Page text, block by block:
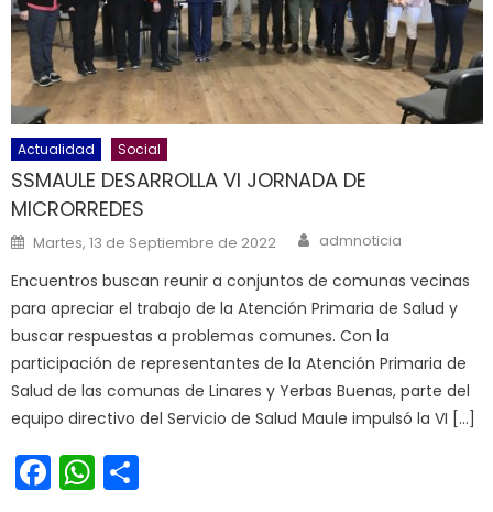
Actualidad Social
SSMAULE DESARROLLA VI JORNADA DE
MICRORREDES
Posted on
Martes, 13 de Septiembre de 2022 Author
admnoticia
Encuentros buscan reunir a conjuntos de comunas vecinas
para apreciar el trabajo de la Atención Primaria de Salud y
buscar respuestas a problemas comunes. Con la
participación de representantes de la Atención Primaria de
Salud de las comunas de Linares y Yerbas Buenas, parte del
equipo directivo del Servicio de Salud Maule impulsó la VI […]
Facebook
WhatsApp